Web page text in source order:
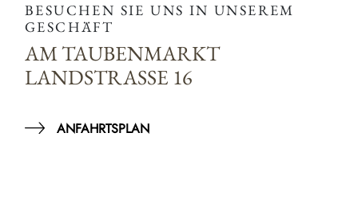
BESUCHEN SIE UNS IN UNSEREM
GESCHÄFT
AM TAUBENMARKT
LANDSTRASSE 16
ANFAHRTSPLAN